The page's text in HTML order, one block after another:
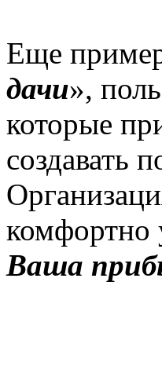
Еще
дачи»,
которые
создавать
комфортно
Ваша